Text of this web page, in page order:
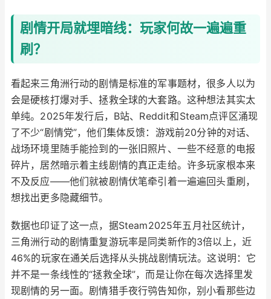
剧情开局就埋暗线：玩家何故一遍遍重
刷？
看起来三角洲行动的剧情是标准的军事题材，很多人以为
会是硬核打爆对手、拯救全球的大套路。这种想法其实太
单纯。2025年发行后，B站、Reddit和Steam点评区涌现
了不少“剧情党”，他们集体反馈：游戏前20分钟的对话、
战场环境里随手能捡到的一张旧照片、一些不经意的电报
碎片，居然暗示着主线剧情的真正走给。许多玩家根本来
不及反应——他们就被剧情伏笔牵引着一遍遍回头重刷，
想找出更多隐藏细节。
数据也印证了这一点，据Steam2025年五月社区统计，
三角洲行动的剧情重复游玩率是同类新作的3倍以上，近
46%的玩家在通关后选择从头挑战剧情玩法。这说明：它
并不是一条线性的“拯救全球”，而是让你在每次选择里发
现剧情的另一面。剧情猎手夜行鸮告知你，别小看那些边